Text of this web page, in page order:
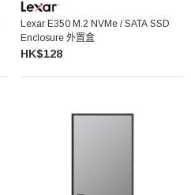
Lexar E350 M.2 NVMe / SATA SSD
Enclosure 外置盒
HK$128